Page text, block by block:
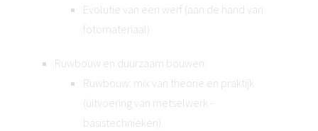
Evolutie van een werf (aan de hand van
fotomateriaal)
Ruwbouw en duurzaam bouwen:
Ruwbouw: mix van theorie en praktijk
(uitvoering van metselwerk -
basistechnieken)